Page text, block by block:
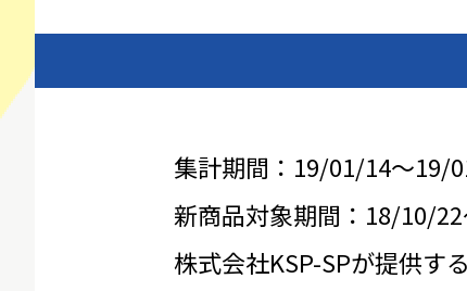
集計期間：19/01/14～19/
新商品対象期間：18/10/
株式会社KSP-SPが提供す